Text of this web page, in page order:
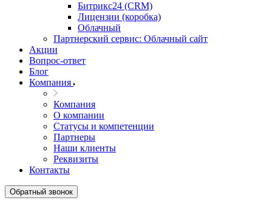
Битрикс24 (CRM)
Лицензии (коробка)
Облачный
Партнерский сервис: Облачный сайт
Акции
Вопрос-ответ
Блог
Компания
Компания
О компании
Статусы и компетенции
Партнеры
Наши клиенты
Реквизиты
Контакты
Обратный звонок